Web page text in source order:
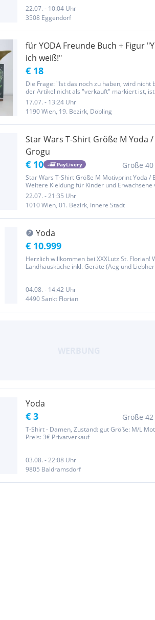
22.07. - 10:04 Uhr
3508 Eggendorf
für YODA Freunde Buch + Figur
ich weiß!"
€ 18
Die Frage: "Ist das noch zu haben, wird nicht
der Artikel nicht als "verkauft" markiert ist,
Verkaufe SET Yoda Figur (Höhe 35 cm) + Buch
Angleberger YODA ich bin! Alles ich weiß!
1200...
17.07. - 13:24 Uhr
1190 Wien, 19. Bezirk, Döbling
Star Wars T-Shirt Größe M Yoda
Grogu
€ 10 PayLivery Größe
Star Wars T-Shirt Größe M Motivprint Yoda /
Weitere Kleidung für Kinder und
einfach bei meinen Angeboten schauen!
Rücknahme, keine Garantie
22.07. - 21:35 Uhr
1010 Wien, 01. Bezirk, Innere Stadt
Yoda
€ 10.999
Herzlich willkommen bei XXXLutz St. Florian!
Landhausküche inkl. Geräte (Aeg und
04.08. - 14:42 Uhr
4490 Sankt Florian
Yoda
€ 3 Größe
T-Shirt - Damen, Zustand: gut Größe: M/L
Preis: 3€ Privatverkauf
03.08. - 22:08 Uhr
9805 Baldramsdorf